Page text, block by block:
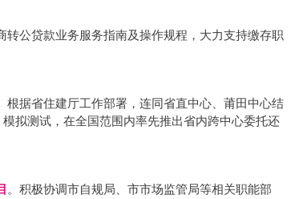
转公贷款业务服务指南及操作规程，大力支持缴存职
根据省住建厅工作部署，连同省直中心、莆田中心结
拟测试，在全国范围内率先推出省内跨中心委托还
。积极协调市自规局、市市场监管局等相关职能部